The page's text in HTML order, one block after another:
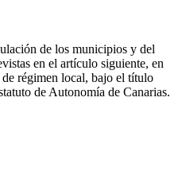
de los municipios y del
en el artículo siguiente, en
régimen local, bajo el título
de Autonomía de Canarias.